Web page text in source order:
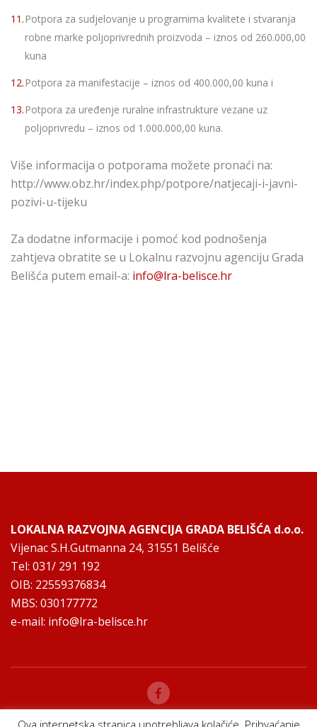
Potpora za sudjelovanje u programima kvalitete i stvaranja
robne marke poljoprivrednih proizvoda – iznos od 260.000,00
kuna
Potpora za manifestacije – iznos od 400.000,00 kuna i
Potpora za uređenje ruralne infrastrukture vezane uz
poljoprivredu – iznos od 1.000.000,00 kuna.
Više informacija o potporama možete pronaći na:
http://www.obz.hr/index.php/potpore/natjecaji-i-javni-
pozivi-u-tijeku
Za dodatne informacije i pomoć kod podnošenja
zahtjeva obratite se u Lokalnu razvojnu agenciju Grada
Belišća putem email-a: info@lra-belisce.hr
LOKALNA RAZVOJNA AGENCIJA GRADA BELIŠĆA d.o.o.
Vijenac S.H.Gutmanna 24, 31551 Belišće
Tel: 031/ 291 192
OIB: 22559376834
MBS: 030177772
e-mail: info@lra-belisce.hr
Ova internetska stranica upotrebljava kolačiće. Prihvaćanje